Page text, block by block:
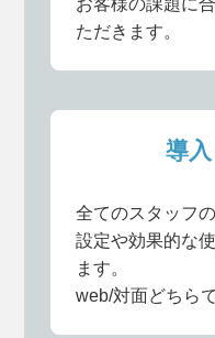
ただきます。
導
全てのスタッフ
設定や効果的な
ます。
web/対面どちら